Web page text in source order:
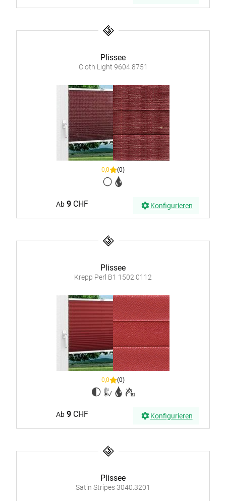
Plissee
Cloth Light 9604.8751
0,0 (0)
Ab 9CHF Konfigurieren
Plissee
Krepp Perl B1 1502.0112
0,0 (0)
Ab 9CHF Konfigurieren
Plissee
Satin Stripes 3040.3201